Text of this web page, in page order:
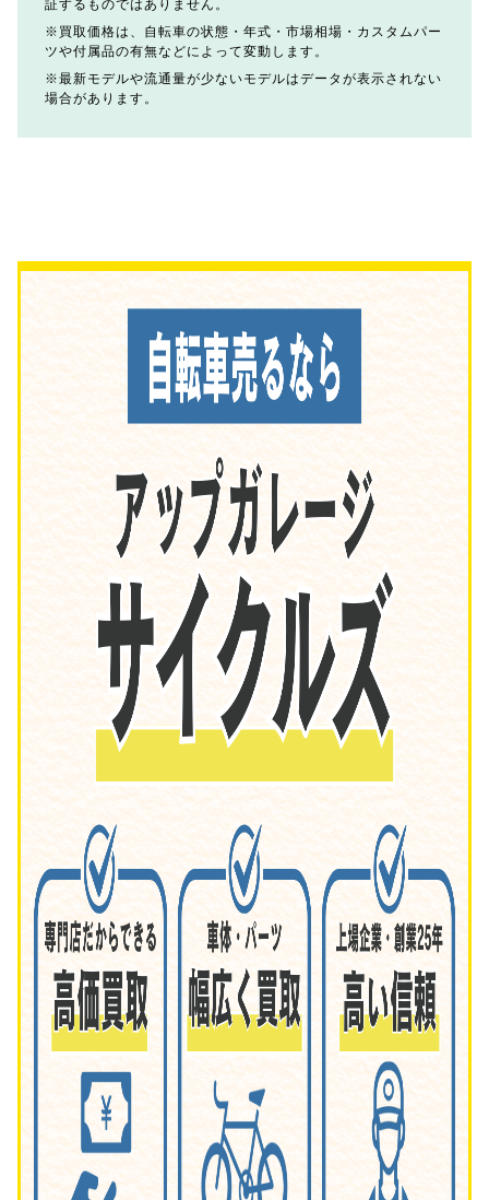
証するものではありません。
買取価格は、自転車の状態・年式・市場相場・カスタムパー
ツや付属品の有無などによって変動します。
最新モデルや流通量が少ないモデルはデータが表示されない
場合があります。